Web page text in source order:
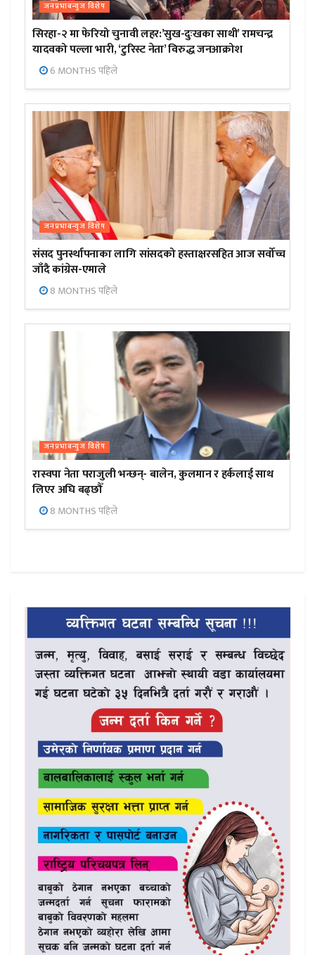
जनप्रभाबन्युज विशेष
सिरहा-२ मा फेरियो चुनावी लहर:’सुख-दुःखका साथी’ रामचन्द्र
यादवको पल्ला भारी, ‘टुरिस्ट नेता’ विरुद्ध जनआक्रोश
6 MONTHS पहिले
जनप्रभाबन्युज विशेष
संसद पुनर्स्थापनाका लागि सांसदको हस्ताक्षरसहित आज सर्वोच्च
जाँदै कांग्रेस-एमाले
8 MONTHS पहिले
जनप्रभाबन्युज विशेष
रास्वपा नेता पराजुली भन्छन्- बालेन, कुलमान र हर्कलाई साथ
लिएर अघि बढ्छौँ
8 MONTHS पहिले